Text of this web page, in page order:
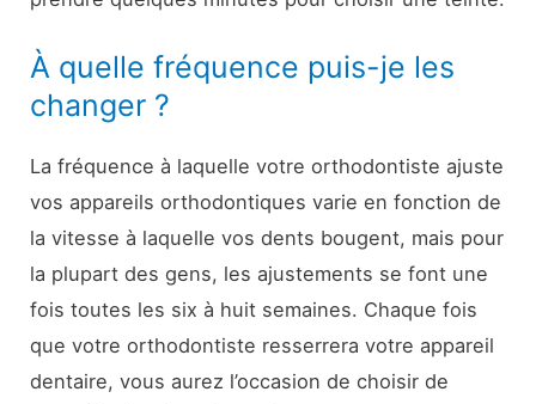
À quelle fréquence puis-je les
changer ?
La fréquence à laquelle votre orthodontiste ajuste
vos appareils orthodontiques varie en fonction de
la vitesse à laquelle vos dents bougent, mais pour
la plupart des gens, les ajustements se font une
fois toutes les six à huit semaines. Chaque fois
que votre orthodontiste resserrera votre appareil
dentaire, vous aurez l’occasion de choisir de